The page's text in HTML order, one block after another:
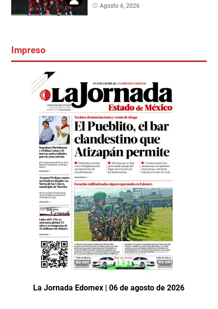
Agosto 6, 2026
Impreso
La Jornada Edomex | 06 de agosto de 2026